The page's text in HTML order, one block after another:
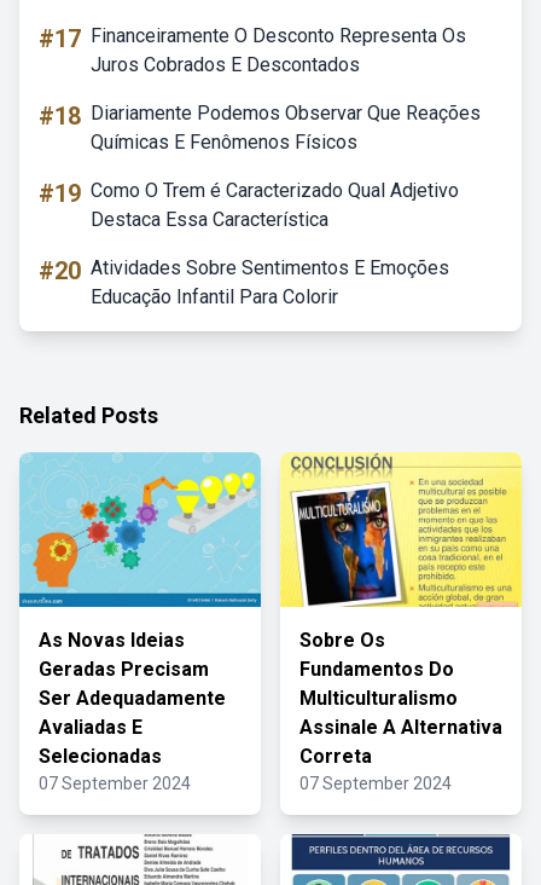
#17 Financeiramente O Desconto Representa Os
Juros Cobrados E Descontados
#18 Diariamente Podemos Observar Que Reações
Químicas E Fenômenos Físicos
#19 Como O Trem é Caracterizado Qual Adjetivo
Destaca Essa Característica
#20 Atividades Sobre Sentimentos E Emoções
Educação Infantil Para Colorir
Related Posts
As Novas Ideias
Geradas Precisam
Ser Adequadamente
Avaliadas E
Selecionadas
07 September 2024
Sobre Os
Fundamentos Do
Multiculturalismo
Assinale A Alternativa
Correta
07 September 2024